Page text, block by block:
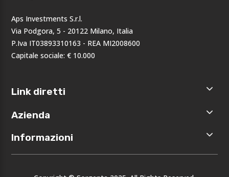
Aps Investments S.r.l.
Via Podgora, 5 - 20122 Milano, Italia
P.Iva IT03893310163 - REA MI2008600
Capitale sociale: € 10.000
Link diretti
Home
Accedi
Registrati
Azienda
Chi siamo
I nostri
Informazioni
Privacy